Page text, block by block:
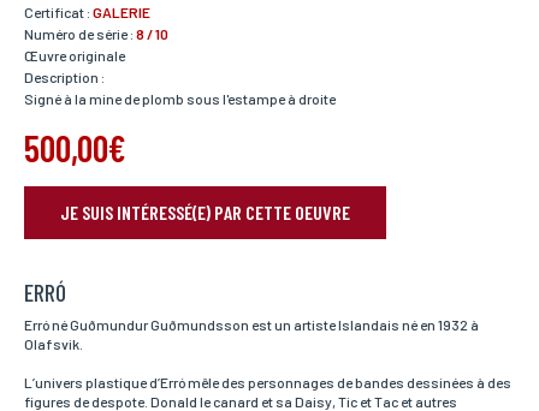
Certificat : GALERIE
Numéro de série : 8 / 10
Œuvre originale
Description :
Signé à la mine de plomb sous l'estampe à droite
500,00€
JE SUIS INTÉRESSÉ(E) PAR CETTE OEUVRE
RÉSERVER VOTRE OEUVRE
Nom*
vous pouvez nous laisser vos nom et prénom.
ERRÓ
Erró né Guðmundur Guðmundsson est un artiste Islandais né en 1932 à
Olafsvik.
L’univers plastique d’Erró mêle des personnages de bandes dessinées à des
figures de despote. Donald le canard et sa Daisy, Tic et Tac et autres